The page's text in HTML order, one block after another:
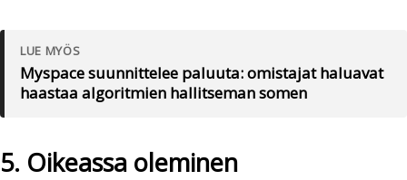
LUE MYÖS
Myspace suunnittelee paluuta: omistajat haluavat
haastaa algoritmien hallitseman somen
5. Oikeassa oleminen